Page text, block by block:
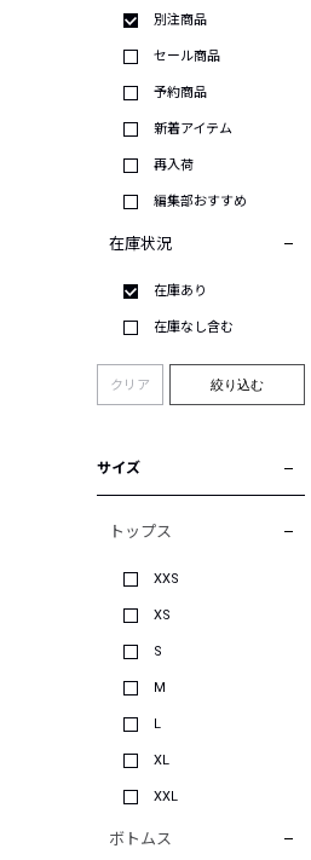
別注商品
セール商品
予約商品
新着アイテム
再入荷
編集部おすすめ
在庫状況
在庫あり
在庫なし含む
クリア 絞り込む
サイズ
トップス
XXS
XS
S
M
L
XL
XXL
ボトムス